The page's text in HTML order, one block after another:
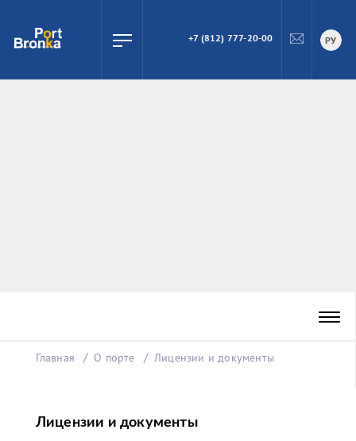
ПОИСК
+7 (812) 777-20-00 РУ
Главная О порте Лицензии и документы
Лицензии и документы